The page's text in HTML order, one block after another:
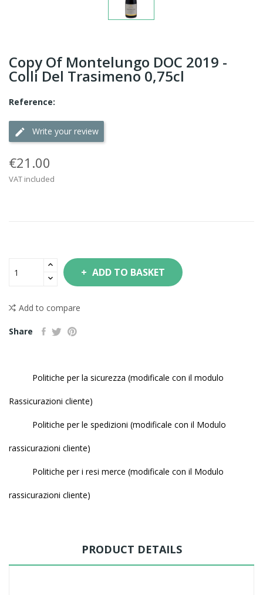
Copy Of Montelungo DOC 2019 -
Colli Del Trasimeno 0,75cl
Reference:
Write your review
€21.00
VAT included
ADD TO BASKET
Add to compare
Share
Politiche per la sicurezza (modificale con il modulo
Rassicurazioni cliente)
Politiche per le spedizioni (modificale con il Modulo
rassicurazioni cliente)
Politiche per i resi merce (modificale con il Modulo
rassicurazioni cliente)
PRODUCT DETAILS